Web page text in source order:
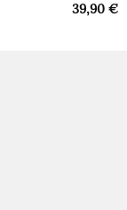
39,90 €